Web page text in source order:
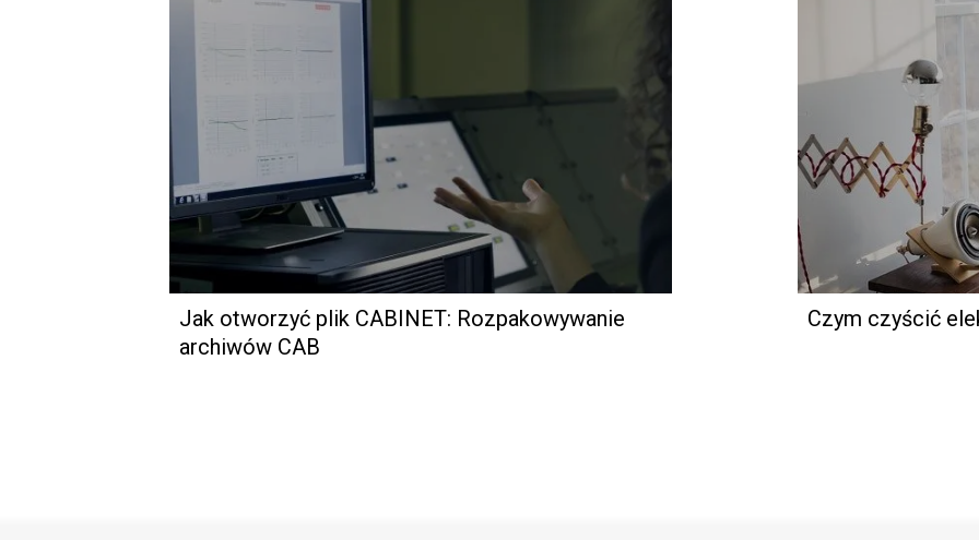
Jak otworzyć plik CABINET: Rozpakowywanie
archiwów CAB
Czym czyścić